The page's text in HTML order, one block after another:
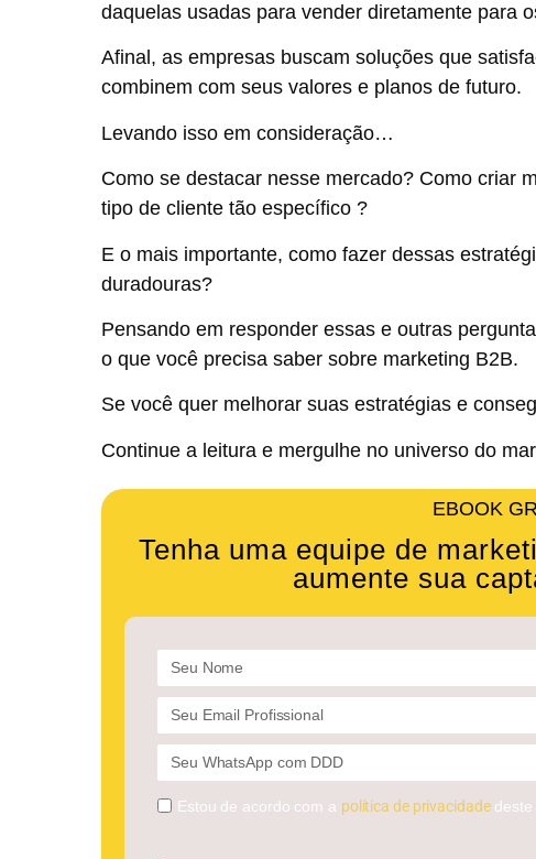
daquelas usadas para vender diretamente para
Afinal, as empresas buscam soluções que
combinem com seus valores e planos de futuro.
Levando isso em consideração…
Como se destacar nesse mercado? Como criar
tipo de cliente tão específico ?
E o mais importante, como fazer dessas
duradouras?
Pensando em responder essas e outras
o que você precisa saber sobre marketing B2B.
Se você quer melhorar suas estratégias e
Continue a leitura e mergulhe no universo do
EBOOK
Tenha uma equipe de
aumente sua
Estou de acordo com a política de privacidadedeste